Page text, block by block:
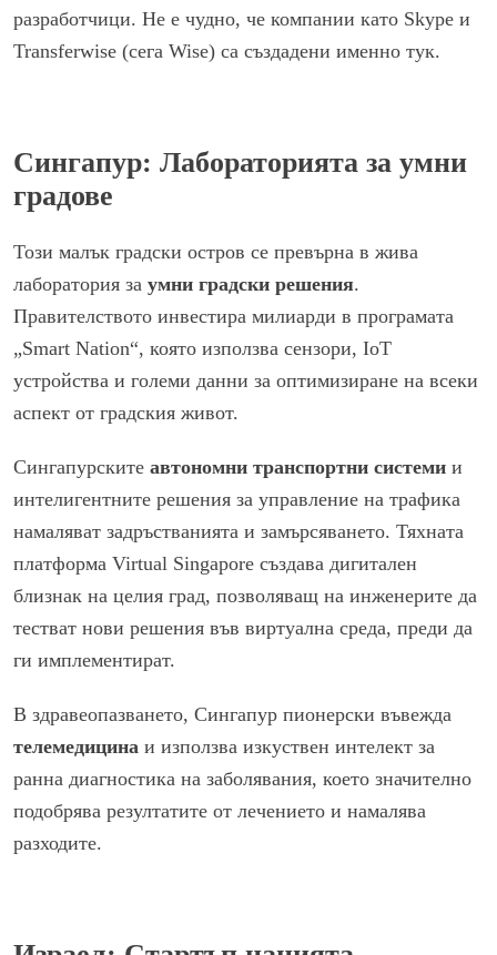
разработчици. Не е чудно, че компании като Skype и
Transferwise (сега Wise) са създадени именно тук.
Сингапур: Лабораторията за умни
градове
Този малък градски остров се превърна в жива
лаборатория за умни градски решения.
Правителството инвестира милиарди в програмата
„Smart Nation“, която използва сензори, IoT
устройства и големи данни за оптимизиране на всеки
аспект от градския живот.
Сингапурските автономни транспортни системи и
интелигентните решения за управление на трафика
намаляват задръстванията и замърсяването. Тяхната
платформа Virtual Singapore създава дигитален
близнак на целия град, позволяващ на инженерите да
тестват нови решения във виртуална среда, преди да
ги имплементират.
В здравеопазването, Сингапур пионерски въвежда
телемедицина и използва изкуствен интелект за
ранна диагностика на заболявания, което значително
подобрява резултатите от лечението и намалява
разходите.